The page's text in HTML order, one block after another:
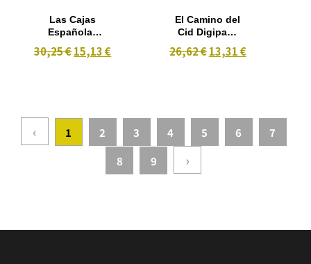
Las Cajas
Españolas
(2004)
30,25 €15,13 €
El Camino del
Cid Digipack
(2 DVD-Libro)
26,62 € 13,31 €
‹ 1 2 3 4 5 6
7
8
9 ›